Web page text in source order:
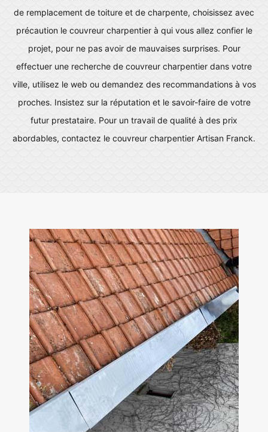
de remplacement de toiture et de charpente, choisissez avec
précaution le couvreur charpentier à qui vous allez confier le
projet, pour ne pas avoir de mauvaises surprises. Pour
effectuer une recherche de couvreur charpentier dans votre
ville, utilisez le web ou demandez des recommandations à vos
proches. Insistez sur la réputation et le savoir-faire de votre
futur prestataire. Pour un travail de qualité à des prix
abordables, contactez le couvreur charpentier Artisan Franck.